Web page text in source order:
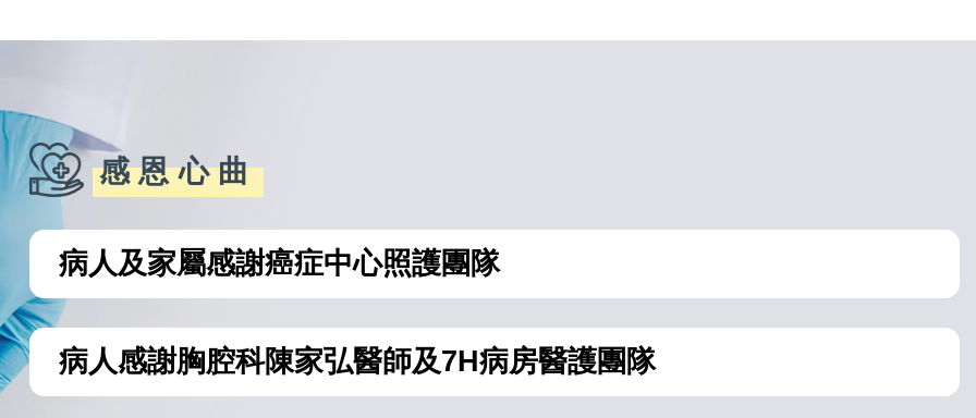
感恩心曲
病人及家屬感謝癌症中心照護團隊
病人感謝胸腔科陳家弘醫師及7H病房醫護團隊